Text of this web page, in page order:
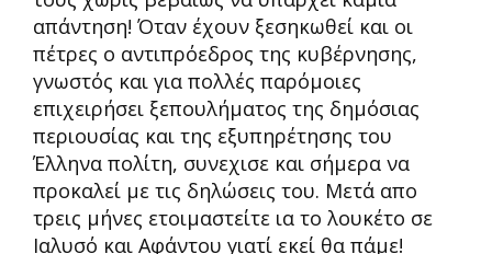
απάντηση! Όταν έχουν ξεσηκωθεί και οι
πέτρες ο αντιπρόεδρος της κυβέρνησης,
γνωστός και για πολλές παρόμοιες
επιχειρήσει ξεπουλήματος της δημόσιας
περιουσίας και της εξυπηρέτησης του
Έλληνα πολίτη, συνεχισε και σήμερα να
προκαλεί με τις δηλώσεις του. Μετά απο
τρεις μήνες ετοιμαστείτε ια το λουκέτο σε
Ιαλυσό και Αφάντου γιατί εκεί θα πάμε!